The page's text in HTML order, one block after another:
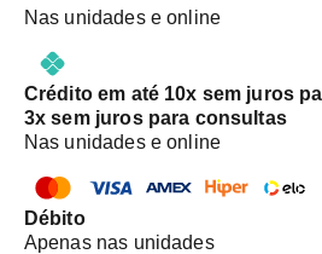
Nas unidades e online
Crédito em até 10x sem juros
3x sem juros para consultas
Nas unidades e online
Débito
Apenas nas unidades